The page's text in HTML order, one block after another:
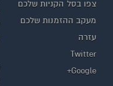
צפו בסל הקניות שלכם
מעקב ההזמנות שלכם
עזרה
Twitter
Google+